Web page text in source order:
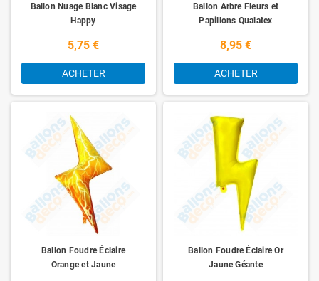
Ballon Nuage Blanc Visage
Happy
5,75 €
ACHETER
Ballon Arbre Fleurs et
Papillons Qualatex
8,95 €
ACHETER
Ballon Foudre Éclaire
Orange et Jaune
Ballon Foudre Éclaire Or
Jaune Géante